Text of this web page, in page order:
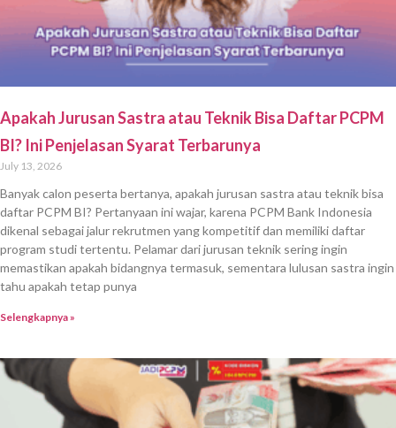
Apakah Jurusan Sastra atau Teknik Bisa Daftar PCPM
BI? Ini Penjelasan Syarat Terbarunya
July 13, 2026
Banyak calon peserta bertanya, apakah jurusan sastra atau teknik bisa
daftar PCPM BI? Pertanyaan ini wajar, karena PCPM Bank Indonesia
dikenal sebagai jalur rekrutmen yang kompetitif dan memiliki daftar
program studi tertentu. Pelamar dari jurusan teknik sering ingin
memastikan apakah bidangnya termasuk, sementara lulusan sastra ingin
tahu apakah tetap punya
Selengkapnya »